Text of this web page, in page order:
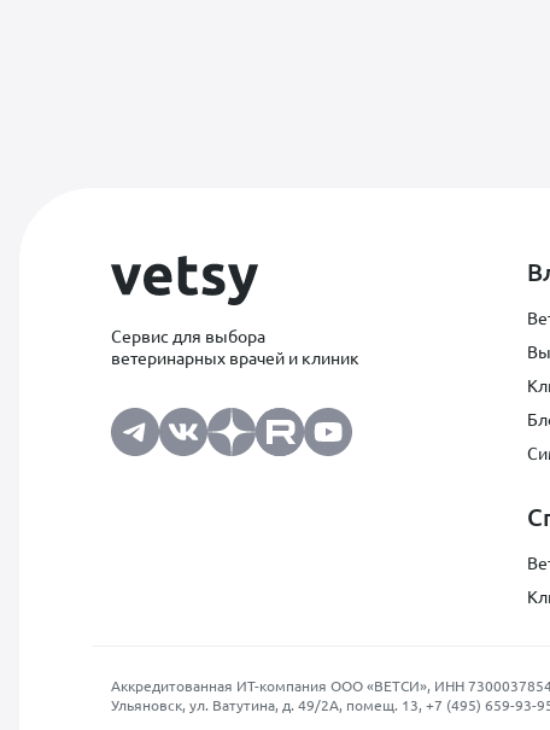
Сервис для выбора
ветеринарных врачей и клиник
Аккредитованная ИТ-компания ООО «ВЕТСИ», ИНН
Ульяновск, ул. Ватутина, д. 49/2А, помещ. 13, +7 (495) 659-93-